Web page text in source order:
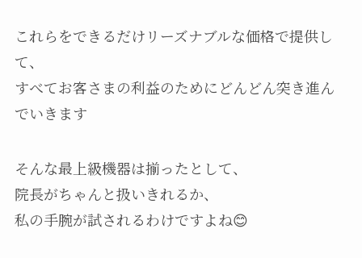
これらをできるだけリーズナブルな価格で提供し
て、
すべてお客さまの利益のためにどんどん突き進ん
でいきます
そんな最上級機器は揃ったとして、
院長がちゃんと扱いきれるか、
私の手腕が試されるわけですよね😊